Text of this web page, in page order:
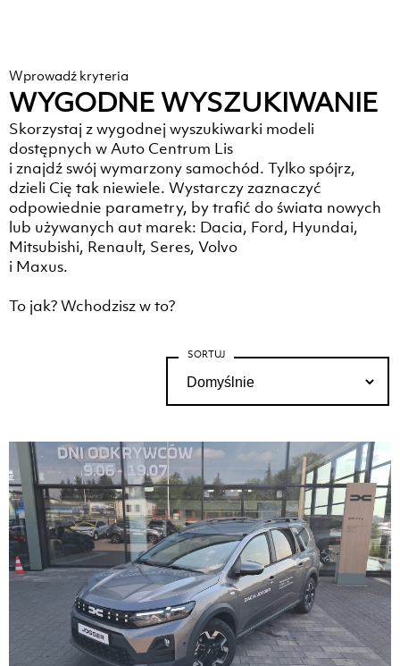
Wprowadź kryteria
WYGODNE WYSZUKIWANIE
Skorzystaj z wygodnej wyszukiwarki modeli
dostępnych w Auto Centrum Lis
i znajdź swój wymarzony samochód. Tylko spójrz,
dzieli Cię tak niewiele. Wystarczy zaznaczyć
odpowiednie parametry, by trafić do świata nowych
lub używanych aut marek: Dacia, Ford, Hyundai,
Mitsubishi, Renault, Seres, Volvo
i Maxus.
To jak? Wchodzisz w to?
SORTUJ